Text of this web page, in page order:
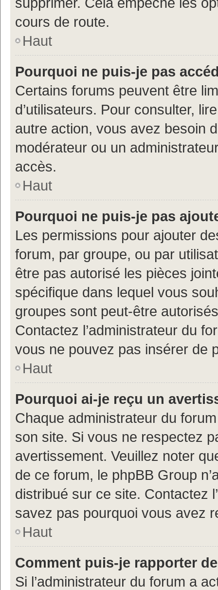
cours de route.
Haut
Pourquoi ne puis-je pas
Certains forums peuvent être
d’utilisateurs. Pour consulter,
autre action, vous avez besoin
modérateur ou un
accès.
Haut
Pourquoi ne puis-je pas
Les permissions pour ajouter
forum, par groupe, ou par
être pas autorisé les pièces
spécifique dans lequel vous
groupes sont peut-être
Contactez l’administrateur du
vous ne pouvez pas insérer de
Haut
Pourquoi ai-je reçu un
Chaque administrateur du
son site. Si vous ne respectez
avertissement. Veuillez noter
de ce forum, le phpBB Group
distribué sur ce site. Contactez
savez pas pourquoi vous avez
Haut
Comment puis-je rapporter
Si l’administrateur du forum a